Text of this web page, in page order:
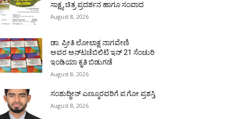
ಸಾಕ್ಷ್ಯ ಚಿತ್ರ ಪ್ರದರ್ಶನ ಹಾಗೂ ಸಂವಾದ
August 8, 2026
ಡಾ. ಪ್ರೀತಿ ಲೋಲಾಕ್ಷ ನಾಗವೇಣಿ
ಅವರ ಅನ್‌ಟಚೆಬಿಲಿಟಿ ಇನ್ 21 ಸೆಂಚುರಿ
ಇಂಡಿಯಾ ಕೃತಿ ಬಿಡುಗಡೆ
August 8, 2026
ಸಂಶುದ್ಧೀನ್ ಎಣ್ಮೂರವರಿಗೆ ಪ.ಗೋ ಪ್ರಶಸ್ತಿ
August 8, 2026